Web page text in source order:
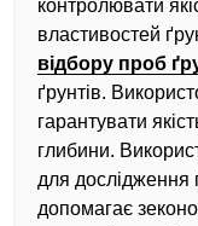
контролювати
властивостей
відбору проб
ґрунтів.
гарантувати
глибини.
для дослідження
допомагає